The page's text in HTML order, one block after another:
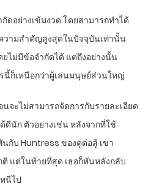
ดอย่างเข้มงวด โดยสามารถทำได้
วามสำคัญสูงสุดในปัจจุบันเท่านั้น
ไม่มีข้อจำกัดได้ แต่ถึงอย่างนั้น
ก็เหนือกว่าผู้เล่นมนุษย์ส่วนใหญ่
จะไม่สามารถจัดการกับรายละเอียด
ดีนัก ตัวอย่างเช่น หลังจากที่ใช้
กับ Huntress ของคู่ต่อสู้ เขา
แต่ในท้ายที่สุด เธอก็หันหลังกลับ
นีไป